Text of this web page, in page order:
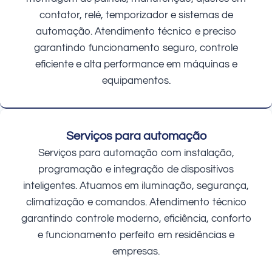
contator, relé, temporizador e sistemas de
automação. Atendimento técnico e preciso
garantindo funcionamento seguro, controle
eficiente e alta performance em máquinas e
equipamentos.
Serviços para automação
Serviços para automação com instalação,
programação e integração de dispositivos
inteligentes. Atuamos em iluminação, segurança,
climatização e comandos. Atendimento técnico
garantindo controle moderno, eficiência, conforto
e funcionamento perfeito em residências e
empresas.